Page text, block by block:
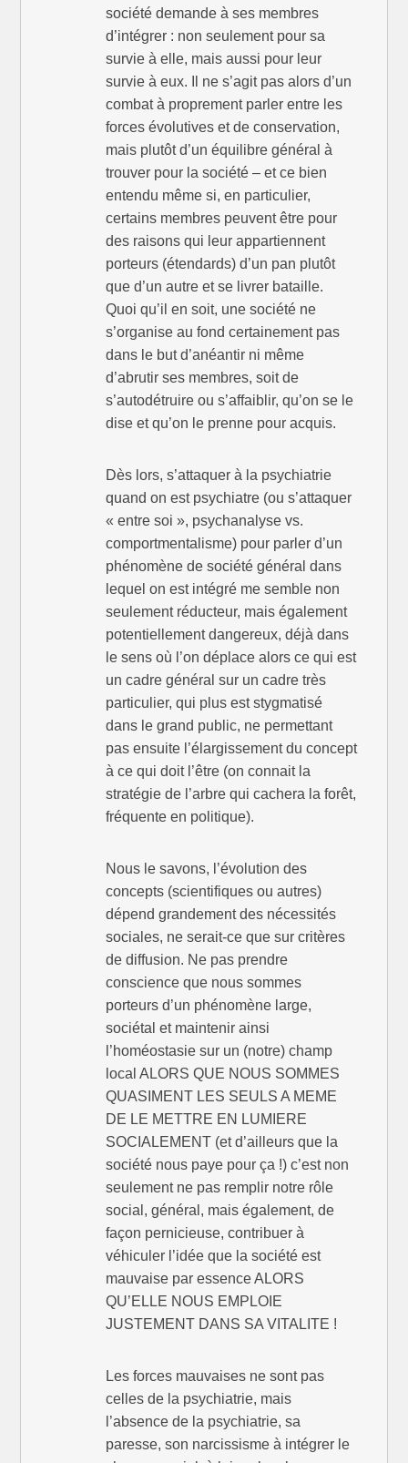
société demande à ses membres
d’intégrer : non seulement pour sa
survie à elle, mais aussi pour leur
survie à eux. Il ne s’agit pas alors d’un
combat à proprement parler entre les
forces évolutives et de conservation,
mais plutôt d’un équilibre général à
trouver pour la société – et ce bien
entendu même si, en particulier,
certains membres peuvent être pour
des raisons qui leur appartiennent
porteurs (étendards) d’un pan plutôt
que d’un autre et se livrer bataille.
Quoi qu’il en soit, une société ne
s’organise au fond certainement pas
dans le but d’anéantir ni même
d’abrutir ses membres, soit de
s’autodétruire ou s’affaiblir, qu’on se le
dise et qu’on le prenne pour acquis.
Dès lors, s’attaquer à la psychiatrie
quand on est psychiatre (ou s’attaquer
« entre soi », psychanalyse vs.
comportmentalisme) pour parler d’un
phénomène de société général dans
lequel on est intégré me semble non
seulement réducteur, mais également
potentiellement dangereux, déjà dans
le sens où l’on déplace alors ce qui est
un cadre général sur un cadre très
particulier, qui plus est stygmatisé
dans le grand public, ne permettant
pas ensuite l’élargissement du concept
à ce qui doit l’être (on connait la
stratégie de l’arbre qui cachera la forêt,
fréquente en politique).
Nous le savons, l’évolution des
concepts (scientifiques ou autres)
dépend grandement des nécessités
sociales, ne serait-ce que sur critères
de diffusion. Ne pas prendre
conscience que nous sommes
porteurs d’un phénomène large,
sociétal et maintenir ainsi
l’homéostasie sur un (notre) champ
local ALORS QUE NOUS SOMMES
QUASIMENT LES SEULS A MEME
DE LE METTRE EN LUMIERE
SOCIALEMENT (et d’ailleurs que la
société nous paye pour ça !) c’est non
seulement ne pas remplir notre rôle
social, général, mais également, de
façon pernicieuse, contribuer à
véhiculer l’idée que la société est
mauvaise par essence ALORS
QU’ELLE NOUS EMPLOIE
JUSTEMENT DANS SA VITALITE !
Les forces mauvaises ne sont pas
celles de la psychiatrie, mais
l’absence de la psychiatrie, sa
paresse, son narcissisme à intégrer le